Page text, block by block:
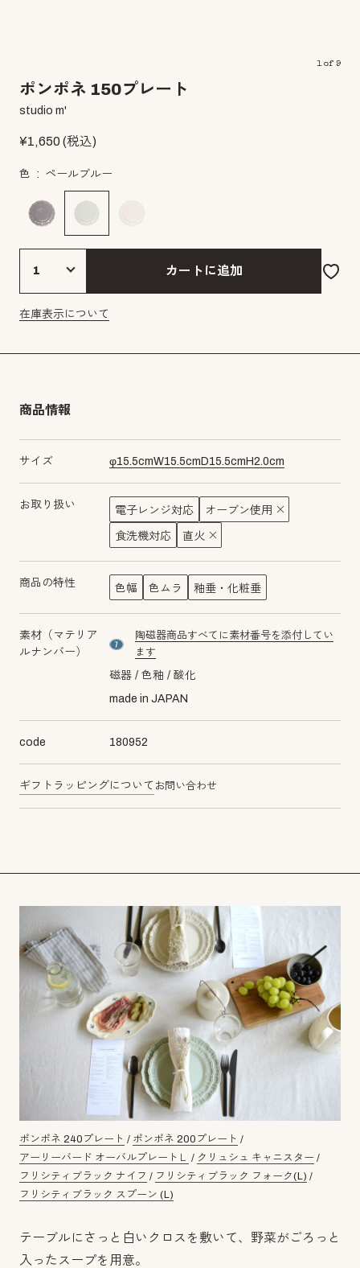
1of 9
ポンポネ 150プレート
studio m'
¥1,650(税込)
色 ペールブルー
カートに追加
在庫表示について
商品情報
サイズ φ15.5cmW15.5cm D15.5cm H2.0cm
お取り扱い 電子レンジ対応 オーブン使用
食洗機対応 直火
商品の特性 色幅 色ムラ 釉垂・化粧垂
素材（マテリア
ルナンバー）
material number7
陶磁器商品すべてに素材番号を添付してい
ます
磁器 色釉
酸化
made in JAPAN
code 180952
ギフトラッピングについて お問い合わせ
ポンポネ 240プレート / ポンポネ 200プレート /
アーリーバード オーバルプレートＬ
/ クリュシュ キャニスター /
フリシティブラック ナイフ / フリシティブラック フォーク(L) /
フリシティブラック スプーン (L)
テーブルにさっと白いクロスを敷いて、野菜がごろっと
入ったスープを用意。